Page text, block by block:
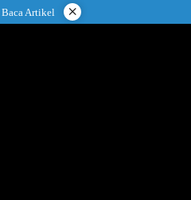
Artikel ×